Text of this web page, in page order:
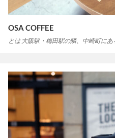
OSA COFFEE
とは 大阪駅・梅田駅の隣、中崎町にあ